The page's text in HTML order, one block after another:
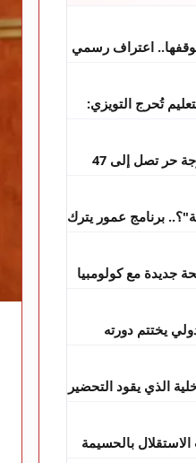
اعتراف رسمي
تُحرج التويزي:
نشرة إنذارية.. موجة حر تصل إلى 47
برنامج عمور يترك
جديدة مع كولومبيا
يختتم دورته
الذي يقود التحضير
بالحسيمة